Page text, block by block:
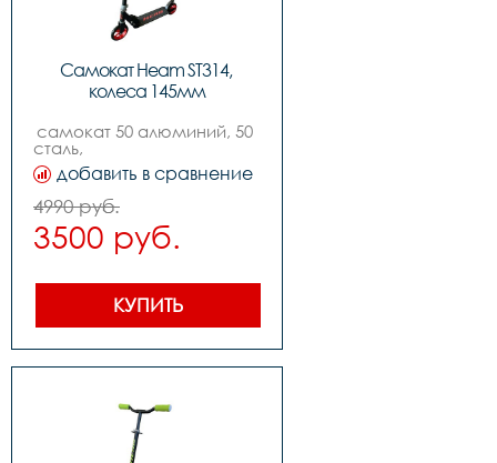
Самокат Heam ST314,
колеса 145мм
самокат 50 алюминий, 50
сталь,
,цвет: blackred,
,колеса: 145mm pu,
,подшипники: abec-7,
,вес: 2.4kg, ,нагрузка макс:
80kg
добавить в сравнение
4990 руб.
3500 руб.
КУПИТЬ